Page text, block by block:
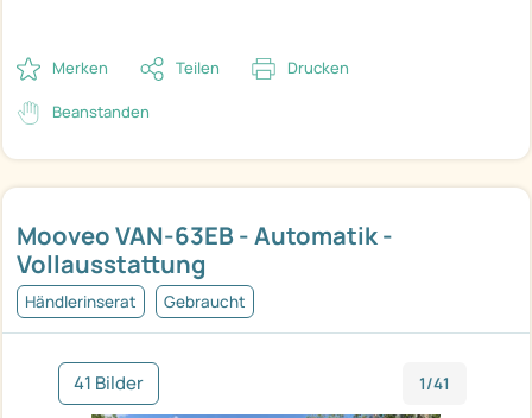
Mooveo VAN-63EB - Automatik -
Vollausstattung
Händlerinserat Gebraucht
41 Bilder 1/41
Merken Teilen Drucken
Beanstanden